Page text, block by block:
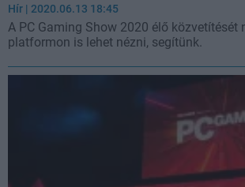
Hír | 2020.06.13 18:45
A PC Gaming Show 2020 élő közvetítését
platformon is lehet nézni, segítünk.